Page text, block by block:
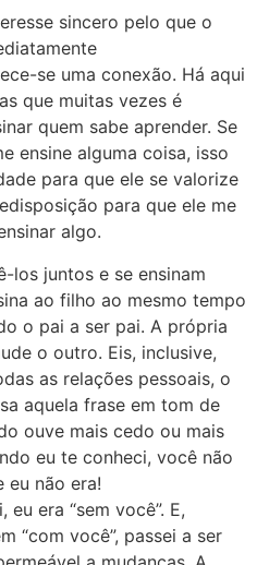
sincero pelo que o
se uma conexão. Há aqui
que muitas vezes é
quem sabe aprender. Se
ensine alguma coisa, isso
para que ele se valorize
para que ele me
algo.
los juntos e se ensinam
ao filho ao mesmo tempo
o pai a ser pai. A própria
o outro. Eis, inclusive,
as relações pessoais, o
aquela frase em tom de
ouve mais cedo ou mais
eu te conheci, você não
eu não era!
era “sem você”. E,
“com você”, passei a ser